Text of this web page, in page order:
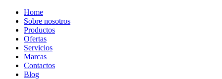
Home
Sobre nosotros
Productos
Ofertas
Servicios
Marcas
Contactos
Blog